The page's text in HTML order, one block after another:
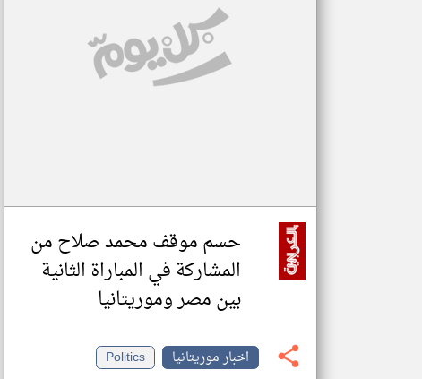
حسم موقف محمد صلاح من
المشاركة في المباراة الثانية
بين مصر وموريتانيا
اخبار موريتانيا
Politics